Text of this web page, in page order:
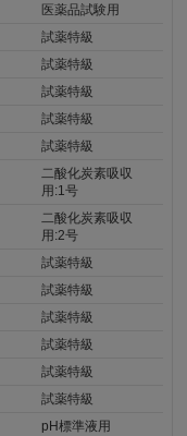
医薬品試験用
試薬特級
試薬特級
試薬特級
試薬特級
試薬特級
二酸化炭素吸収
用:1号
二酸化炭素吸収
用:2号
試薬特級
試薬特級
試薬特級
試薬特級
試薬特級
試薬特級
pH標準液用